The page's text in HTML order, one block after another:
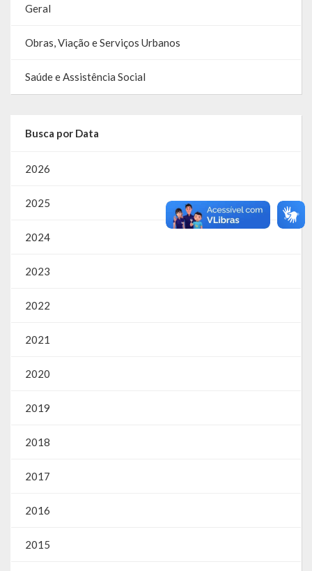
Geral
Obras, Viação e Serviços Urbanos
Saúde e Assistência Social
Busca por Data
2026
2025
2024
2023
2022
2021
2020
2019
2018
2017
2016
2015